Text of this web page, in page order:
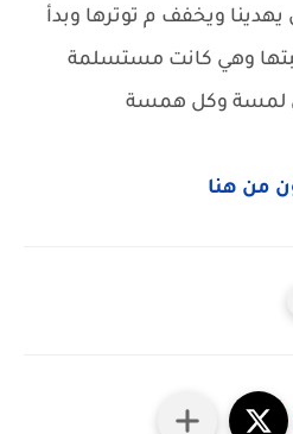
ويخفف م توترها وبدأ
وهي كانت مستسلمة
لمسة وكل همسة
من هنا